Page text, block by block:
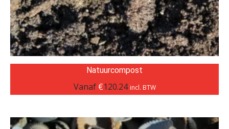
Natuurcompost
Vanaf €120.24 incl. BTW